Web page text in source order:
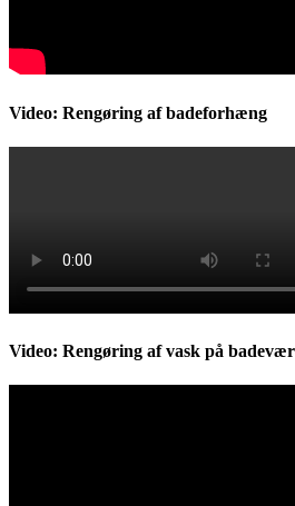
Video: Rengøring af badeforhæng
Video: Rengøring af vask på